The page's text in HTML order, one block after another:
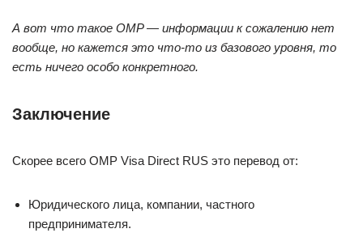
А вот что такое OMP — информации к сожалению нет
вообще, но кажется это что-то из базового уровня, то
есть ничего особо конкретного.
Заключение
Скорее всего OMP Visa Direct RUS это перевод от:
Юридического лица, компании, частного
предпринимателя.